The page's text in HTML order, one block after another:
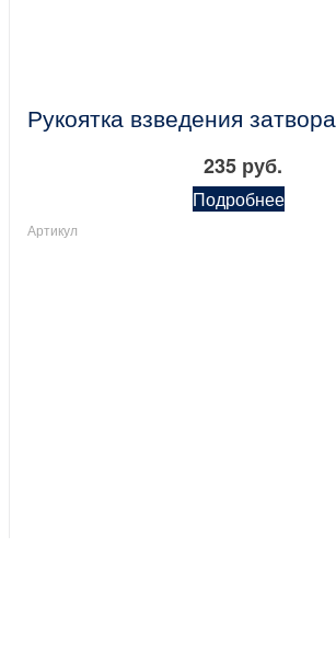
Рукоятка взведения
235 руб.
Подробнее
Артикул